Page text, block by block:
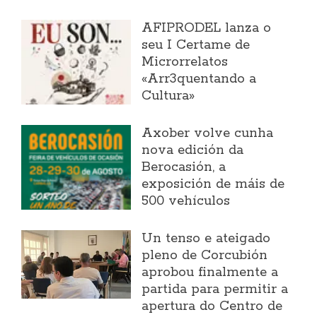
AFIPRODEL lanza o
seu I Certame de
Microrrelatos
«Arr3quentando a
Cultura»
Axober volve cunha
nova edición da
Berocasión, a
exposición de máis de
500 vehículos
Un tenso e ateigado
pleno de Corcubión
aprobou finalmente a
partida para permitir a
apertura do Centro de